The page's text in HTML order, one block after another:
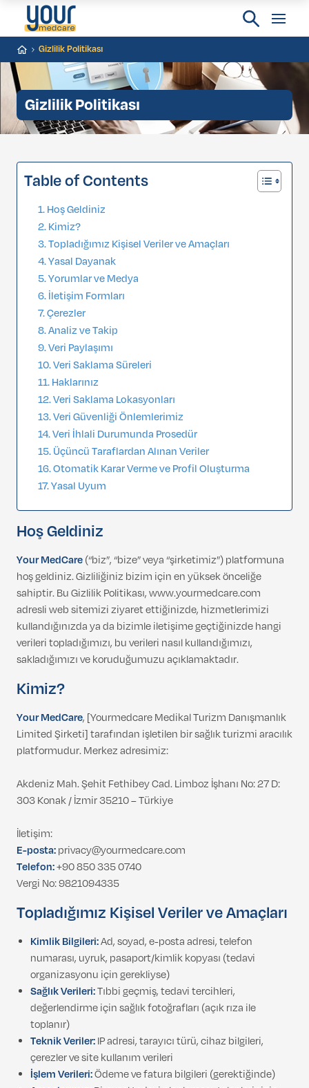
Gizlilik Politikası
Gizlilik Politikası
Table of Contents
Hoş Geldiniz
Kimiz?
Topladığımız Kişisel Veriler ve Amaçları
Yasal Dayanak
Yorumlar ve Medya
İletişim Formları
Çerezler
Analiz ve Takip
Veri Paylaşımı
Veri Saklama Süreleri
Haklarınız
Veri Saklama Lokasyonları
Veri Güvenliği Önlemlerimiz
Veri İhlali Durumunda Prosedür
Üçüncü Taraflardan Alınan Veriler
Otomatik Karar Verme ve Profil Oluşturma
Yasal Uyum
Hoş Geldiniz
Your MedCare(“biz”, “bize” veya “şirketimiz”) platformuna
hoş geldiniz. Gizliliğiniz bizim için en yüksek önceliğe
sahiptir. Bu Gizlilik Politikası, www.yourmedcare.com
adresli web sitemizi ziyaret ettiğinizde, hizmetlerimizi
kullandığınızda ya da bizimle iletişime geçtiğinizde hangi
verileri topladığımızı, bu verileri nasıl kullandığımızı,
sakladığımızı ve koruduğumuzu açıklamaktadır.
Kimiz?
Your MedCare, [Yourmedcare Medikal Turizm Danışmanlık
Limited Şirketi] tarafından işletilen bir sağlık turizmi aracılık
platformudur. Merkez adresimiz:
Akdeniz Mah. Şehit Fethibey Cad. Limboz İşhanı No: 27 D:
303 Konak / İzmir 35210 – Türkiye
İletişim:
E-posta:privacy@yourmedcare.com
Telefon:+90 850 335 0740
Vergi No: 9821094335
Topladığımız Kişisel Veriler ve Amaçları
Kimlik Bilgileri:Ad, soyad, e-posta adresi, telefon
numarası, uyruk, pasaport/kimlik kopyası (tedavi
organizasyonu için gerekliyse)
Sağlık Verileri:Tıbbi geçmiş, tedavi tercihleri,
değerlendirme için sağlık fotoğrafları (açık rıza ile
toplanır)
Teknik Veriler:IP adresi, tarayıcı türü, cihaz bilgileri,
çerezler ve site kullanım verileri
İşlem Verileri:Ödeme ve fatura bilgileri (gerektiğinde)